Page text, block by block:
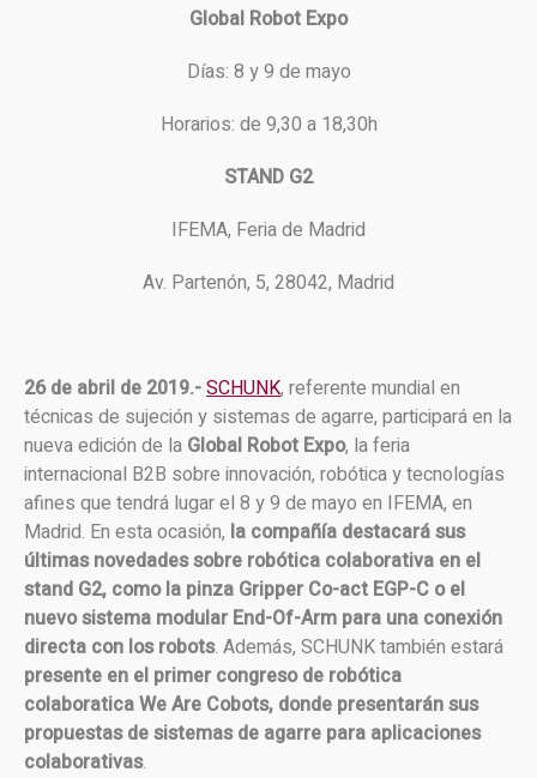
Global Robot Expo
Días: 8 y 9 de mayo
Horarios: de 9,30 a 18,30h
STAND G2
IFEMA, Feria de Madrid
Av. Partenón, 5, 28042, Madrid
26 de abril de 2019.-SCHUNK, referente mundial en
técnicas de sujeción y sistemas de agarre, participará en la
nueva edición de la Global Robot Expo, la feria
internacional B2B sobre innovación, robótica y tecnologías
afines que tendrá lugar el 8 y 9 de mayo en IFEMA, en
Madrid. En esta ocasión, la compañía destacará sus
últimas novedades sobre robótica colaborativa en el
stand G2, como la pinza Gripper Co-act EGP-C o el
nuevo sistema modular End-Of-Arm para una conexión
directa con los robots. Además, SCHUNK también estará
presente en el primer congreso de robótica
colaboratica We Are Cobots, donde presentarán sus
propuestas de sistemas de agarre para aplicaciones
colaborativas.